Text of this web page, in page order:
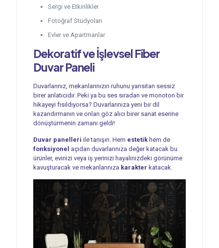
Sergi ve Etkinlikler
Fotoğraf Stüdyoları
Evler ve Apartmanlar
Dekoratif ve İşlevselFiber
Duvar Paneli
Duvarlarınız, mekanlarınızın ruhunu yansıtan sessiz
birer anlatıcıdır. Peki ya bu ses sıradan ve monoton bir
hikayeyi fısıldıyorsa? Duvarlarınıza yeni bir dil
kazandırmanın ve onları göz alıcı birer sanat eserine
dönüştürmenin zamanı geldi!
Duvar panelleri ile tanışın. Hem estetikhem de
fonksiyonel açıdan duvarlarınıza değer katacak bu
ürünler, evinizi veya iş yerinizi hayalinizdeki görünüme
kavuşturacak ve mekanlarınıza karakter katacak.